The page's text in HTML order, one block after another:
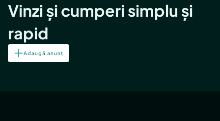
Vinzi și cumperi simplu și
rapid
Adaugă anunț